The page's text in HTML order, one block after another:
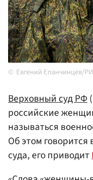
Евгений Епанчинцев/
Верховный судРФ
российские
называться
Об этом говорится
суда, его приводит